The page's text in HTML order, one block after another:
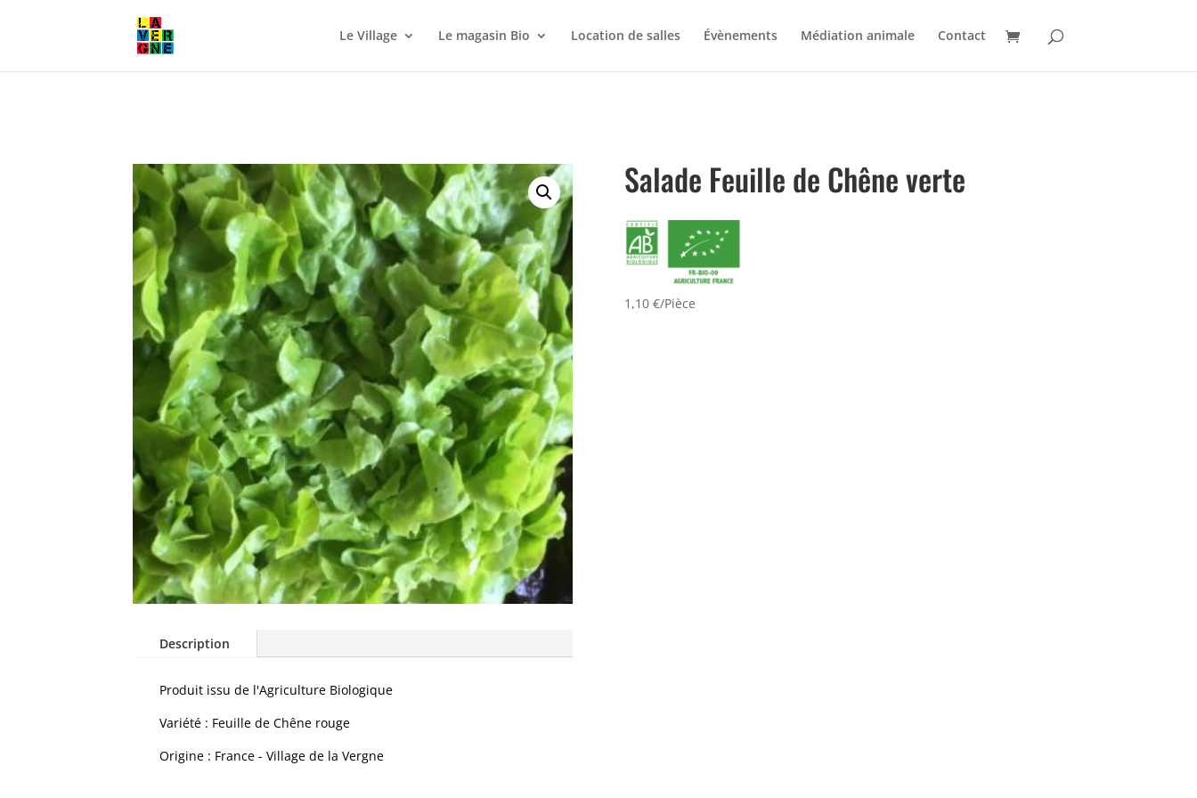
Le Village Le magasin Bio Location de salles Évènements Médiation animale Contact
Description
Produit issu de l'Agriculture Biologique
Variété : Feuille de Chêne rouge
Origine : France - Village de la Vergne
Salade Feuille de Chêne verte
1,10 €/Pièce